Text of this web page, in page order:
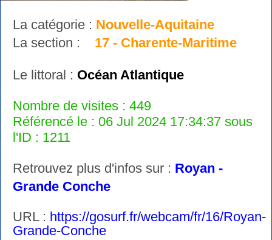
La catégorie : Nouvelle-Aquitaine
La section : 17 - Charente-Maritime
Le littoral : Océan Atlantique
Nombre de visites : 449
Référencé le : 06 Jul 2024 17:34:37 sous
l'ID : 1211
Retrouvez plus d'infos sur : Royan -
Grande Conche
URL : https://gosurf.fr/webcam/fr/16/Royan-
Grande-Conche